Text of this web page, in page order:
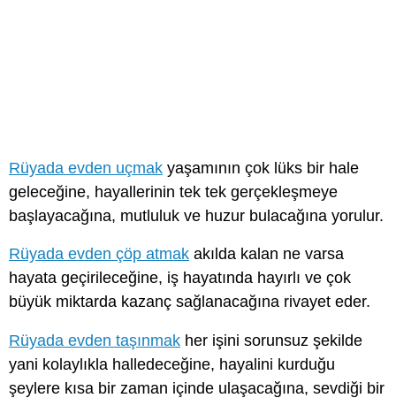
Rüyada evden uçmak yaşamının çok lüks bir hale
geleceğine, hayallerinin tek tek gerçekleşmeye
başlayacağına, mutluluk ve huzur bulacağına yorulur.
Rüyada evden çöp atmak akılda kalan ne varsa
hayata geçirileceğine, iş hayatında hayırlı ve çok
büyük miktarda kazanç sağlanacağına rivayet eder.
Rüyada evden taşınmak her işini sorunsuz şekilde
yani kolaylıkla halledeceğine, hayalini kurduğu
şeylere kısa bir zaman içinde ulaşacağına, sevdiği bir